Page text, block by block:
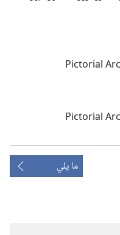
Pictorial
Pictorial
ما يلي